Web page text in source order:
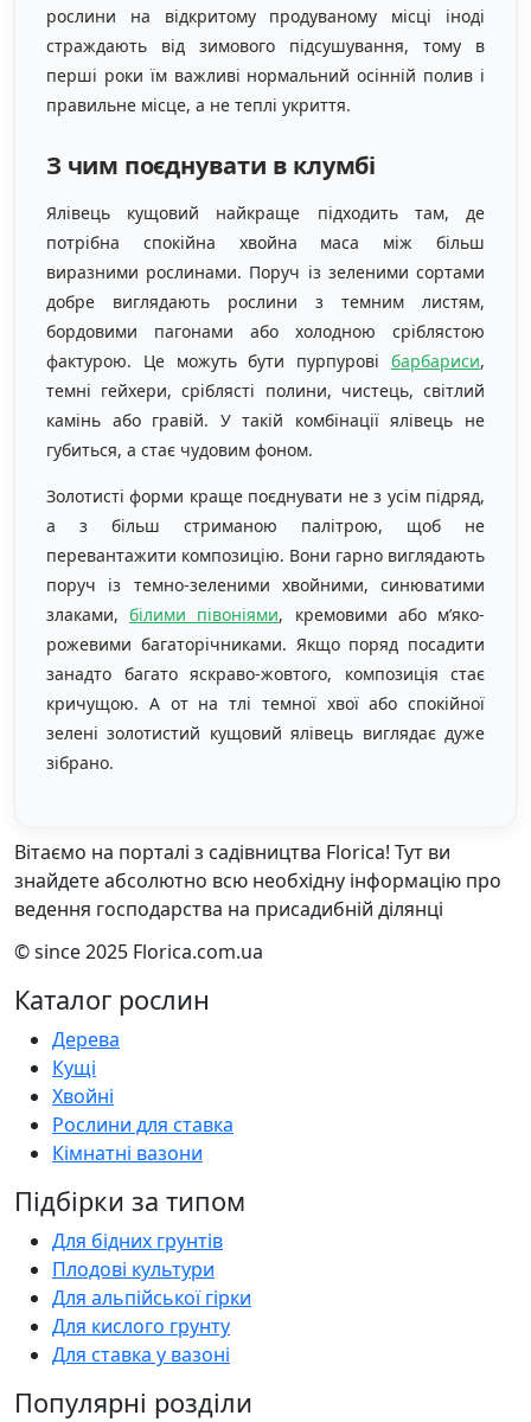
рослини на відкритому продуваному місці іноді
страждають від зимового підсушування, тому в
перші роки їм важливі нормальний осінній полив і
правильне місце, а не теплі укриття.
З чим поєднувати в клумбі
Ялівець кущовий найкраще підходить там, де
потрібна спокійна хвойна маса між більш
виразними рослинами. Поруч із зеленими сортами
добре виглядають рослини з темним листям,
бордовими пагонами або холодною сріблястою
фактурою. Це можуть бути пурпурові барбариси,
темні гейхери, сріблясті полини, чистець, світлий
камінь або гравій. У такій комбінації ялівець не
губиться, а стає чудовим фоном.
Золотисті форми краще поєднувати не з усім підряд,
а з більш стриманою палітрою, щоб не
перевантажити композицію. Вони гарно виглядають
поруч із темно-зеленими хвойними, синюватими
злаками,білими півоніями, кремовими або м’яко-
рожевими багаторічниками. Якщо поряд посадити
занадто багато яскраво-жовтого, композиція стає
кричущою. А от на тлі темної хвої або спокійної
зелені золотистий кущовий ялівець виглядає дуже
зібрано.
Вітаємо на порталі з садівництва Florica! Тут ви
знайдете абсолютно всю необхідну інформацію про
ведення господарства на присадибній ділянці
© since 2025 Florica.com.ua
Каталог рослин
Дерева
Кущі
Хвойні
Рослини для ставка
Кімнатні вазони
Підбірки за типом
Для бідних грунтів
Плодові культури
Для альпійської гірки
Для кислого грунту
Для ставка у вазоні
Популярні розділи